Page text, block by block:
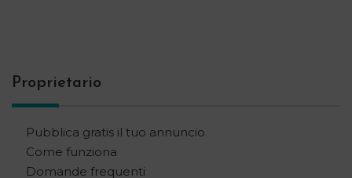
Proprietario
Pubblica gratis il tuo annuncio
Come funziona
Domande frequenti